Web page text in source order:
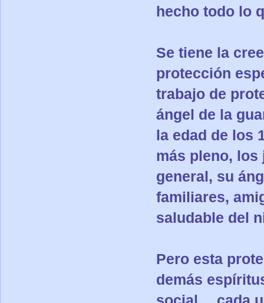
hecho todo lo
Se tiene la
protección
trabajo de
ángel de la
la edad de los
más pleno,
general, su
familiares,
saludable del
Pero esta
demás